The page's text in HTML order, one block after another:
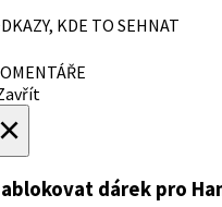
KDE TO SEHNAT
dárek pro